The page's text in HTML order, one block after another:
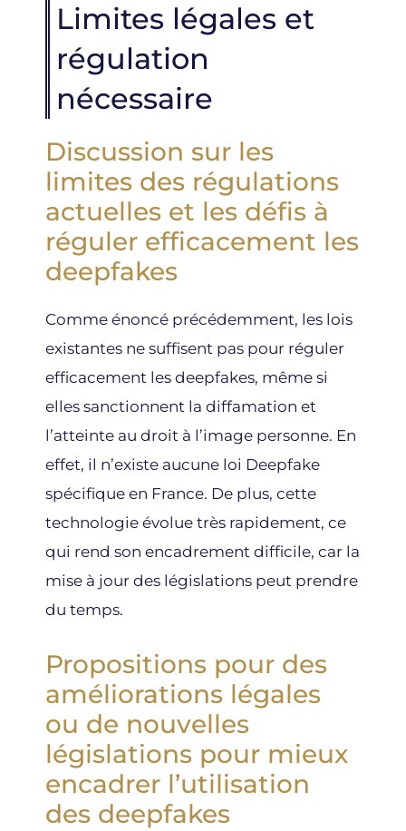
Limites légales et
régulation
nécessaire
Discussion sur les
limites des régulations
actuelles et les défis à
réguler efficacement les
deepfakes
Comme énoncé précédemment, les lois
existantes ne suffisent pas pour réguler
efficacement les deepfakes, même si
elles sanctionnent la diffamation et
l’atteinte au droit à l’image personne. En
effet, il n’existe aucune loi Deepfake
spécifique en France. De plus, cette
technologie évolue très rapidement, ce
qui rend son encadrement difficile, car la
mise à jour des législations peut prendre
du temps.
Propositions pour des
améliorations légales
ou de nouvelles
législations pour mieux
encadrer l’utilisation
des deepfakes